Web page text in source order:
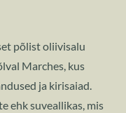
põlist oliivisalu
Marches, kus
ja kirisaiad.
ehk suveallikas, mis